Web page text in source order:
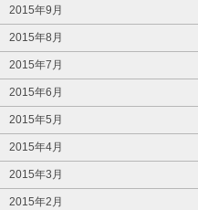
2015年9月
2015年8月
2015年7月
2015年6月
2015年5月
2015年4月
2015年3月
2015年2月